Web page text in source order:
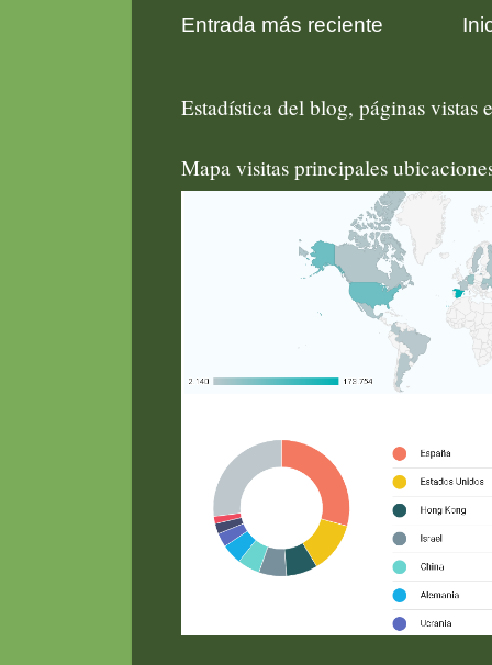
Entrada más reciente
Estadística del blog, páginas vistas
Mapa visitas principales